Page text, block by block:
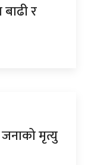
र
जनाको मृत्यु